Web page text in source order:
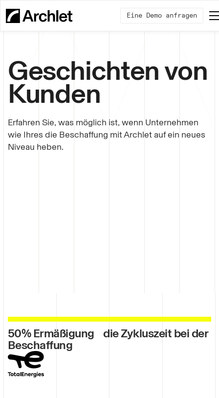
Eine Demo anfragen
Geschichten von
Kunden
Erfahren Sie, was möglich ist, wenn Unternehmen
wie Ihres die Beschaffung mit Archlet auf ein neues
Niveau heben.
50% Ermäßigung die Zykluszeit bei der
Beschaffung